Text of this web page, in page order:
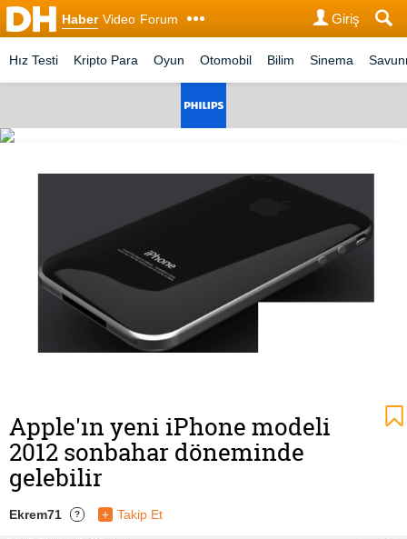
Haber Video Forum Giriş
Hız Testi Kripto Para Oyun Otomobil Bilim Sinema
Apple'ın yeni iPhone modeli
2012 sonbahar döneminde
gelebilir
Ekrem71 ? + Takip Et